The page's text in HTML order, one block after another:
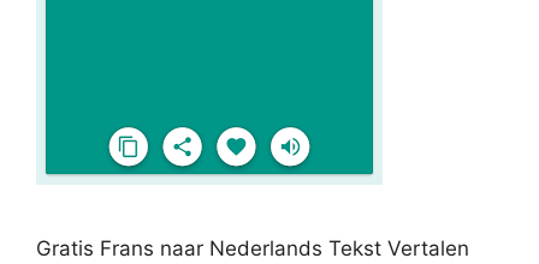
Gratis Frans naar Nederlands Tekst Vertalen